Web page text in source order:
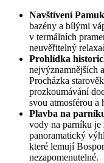
Navštívení
bazény a bílými
v termálních
neuvěřitelný
Prohlídka
nejvýznamnějších
Procházka
prozkoumávání
svou atmosférou a
Plavba na
vody na parníku je
panoramatický
které lemují
nezapomenutelné.